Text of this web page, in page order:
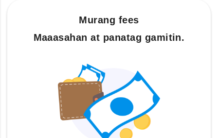
Murang fees
Maaasahan at panatag gamitin.